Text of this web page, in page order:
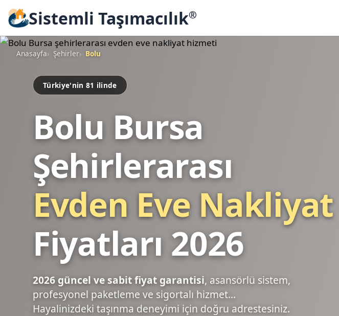
Sistemli Taşımacılık®
Anasayfa Şehirler Bolu
Türkiye'nin 81 ilinde
Bolu Bursa
Şehirlerarası
Evden Eve Nakliyat
Fiyatları 2026
2026 güncel ve sabit fiyat garantisi, asansörlü sistem,
profesyonel paketleme ve sigortalı hizmet...
Hayalinizdeki taşınma deneyimi için doğru adrestesiniz.